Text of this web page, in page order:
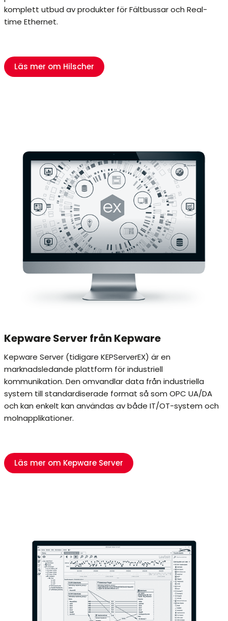
komplett utbud av produkter för Fältbussar och Real-
time Ethernet.
Läs mer om Hilscher
Kepware Server från Kepware
Kepware Server (tidigare KEPServerEX) är en
marknadsledande plattform för industriell
kommunikation. Den omvandlar data från industriella
system till standardiserade format så som OPC UA/DA
och kan enkelt kan användas av både IT/OT-system och
molnapplikationer.
Läs mer om Kepware Server